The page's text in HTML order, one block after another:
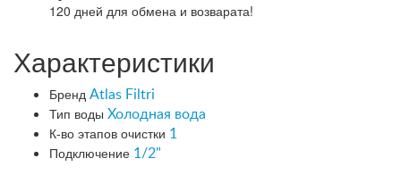
120 дней для обмена и возварата!
Характеристики
Бренд Atlas Filtri
Тип воды Холодная вода
К-во этапов очистки 1
Подключение 1/2"